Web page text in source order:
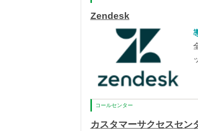
Zendesk
コールセンター
カスタマーサクセスセン